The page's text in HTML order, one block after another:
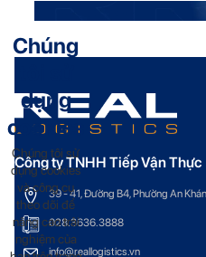
Công ty TNHH Tiếp Vận Thực
39 - 41, Đường B4, Phường An
028.3636.3888
info@reallogistics.vn
Chúng
dụng
cookies
Chúng tôi sử
dụng cookies
và công cụ
theo dõi để
nâng cao trải
nghiệm của